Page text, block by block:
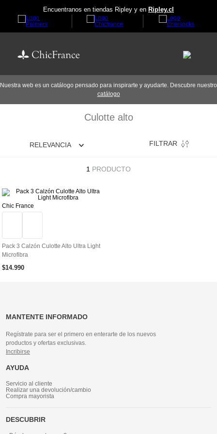
Encuentranos en tiendas Ripley y en Ripley.cl
Nuestra web es un catálogo pensado para inspirarte y ayudarte. Descubre nuestro
catálogo
Culotte alto
RELEVANCIA FILTRAR
1 PRODUCTO
Chic France
Pack 3 Calzón Culotte Alto Ultra Light
Microfibra
$14.990
MANTENTE INFORMADO
Regístrate para ser el primero en enterarte de los nuevos
productos y ofertas exclusivas.
Incribirse
AYUDA
Servicio al cliente
Realizar una devolución/cambio
Compra mayorista
DESCUBRIR